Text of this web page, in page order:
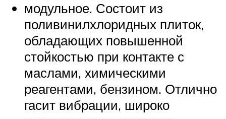
модульное. Состоит из
поливинилхлоридных плиток,
обладающих повышенной
стойкостью при контакте с
маслами, химическими
реагентами, бензином. Отлично
гасит вибрации, широко